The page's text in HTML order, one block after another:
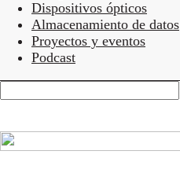
Dispositivos ópticos
Almacenamiento de datos
Proyectos y eventos
Podcast